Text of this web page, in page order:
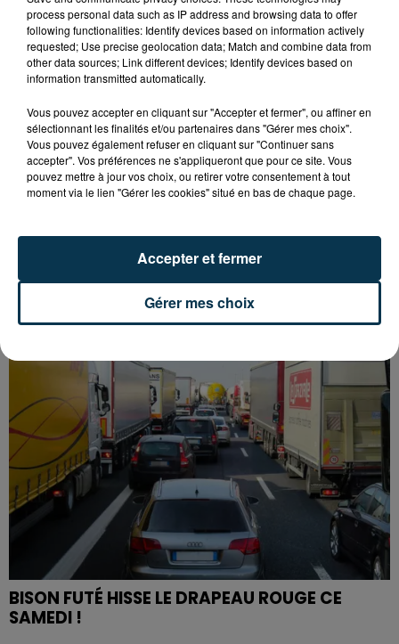
L’ASSE RÉDUIT FACE À SOCHAUX, UNE
PREMIÈRE VICTOIRE POUR NOS VERTS ?
BISON FUTÉ HISSE LE DRAPEAU ROUGE CE
SAMEDI !
process personal data such as IP address and browsing data to offer
following functionalities: Identify devices based on information actively
requested; Use precise geolocation data; Match and combine data from
other data sources; Link different devices; Identify devices based on
information transmitted automatically.
Vous pouvez accepter en cliquant sur "Accepter et fermer", ou affiner en
sélectionnant les finalités et/ou partenaires dans "Gérer mes choix".
Vous pouvez également refuser en cliquant sur "Continuer sans
accepter". Vos préférences ne s'appliqueront que pour ce site. Vous
pouvez mettre à jour vos choix, ou retirer votre consentement à tout
moment via le lien "Gérer les cookies" situé en bas de chaque page.
Gérer mes choix
Accepter et fermer